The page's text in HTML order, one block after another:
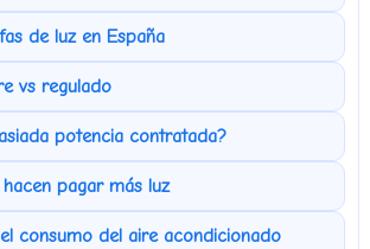
de luz en España
vs regulado
potencia contratada?
pagar más luz
consumo del aire acondicionado